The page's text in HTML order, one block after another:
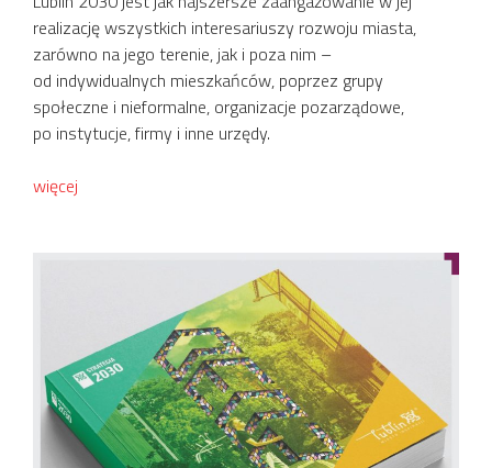
realizację wszystkich interesariuszy rozwoju miasta,
zarówno na jego terenie, jak i poza nim –
od indywidualnych mieszkańców, poprzez grupy
społeczne i nieformalne, organizacje pozarządowe,
po instytucje, firmy i inne urzędy.
więcej